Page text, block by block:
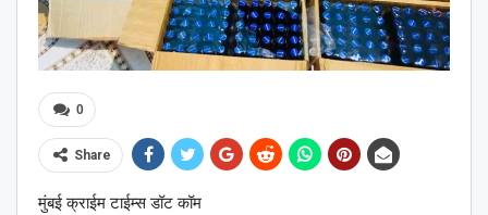
0
Share
मुंबई क्राईम टाईम्स डॉट कॉम